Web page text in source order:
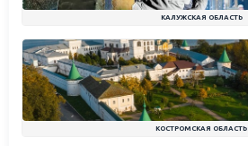
КАЛУЖСКАЯ ОБЛАСТЬ
КОСТРОМСКАЯ ОБЛАСТЬ